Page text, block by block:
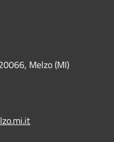
Melzo (MI)